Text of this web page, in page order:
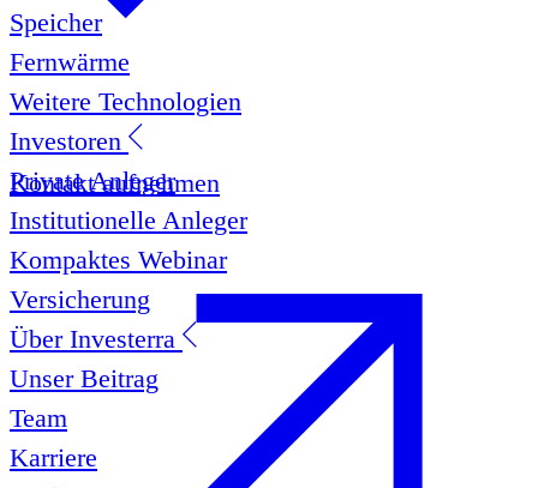
Speicher
Fernwärme
Weitere Technologien
Investoren
Private Anleger
Institutionelle Anleger
Kompaktes Webinar
Versicherung
Über Investerra
Unser Beitrag
Team
Karriere
Kontakt aufnehmen